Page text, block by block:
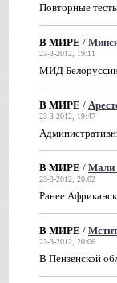
Повторные
В МИРЕ /
23-3-2012, 19:11
МИД Белоруссии
В МИРЕ /
23-3-2012, 19:47
В МИРЕ / Мали
23-3-2012, 20:02
Ранее
В МИРЕ /
23-3-2012, 20:06
В Пензенской